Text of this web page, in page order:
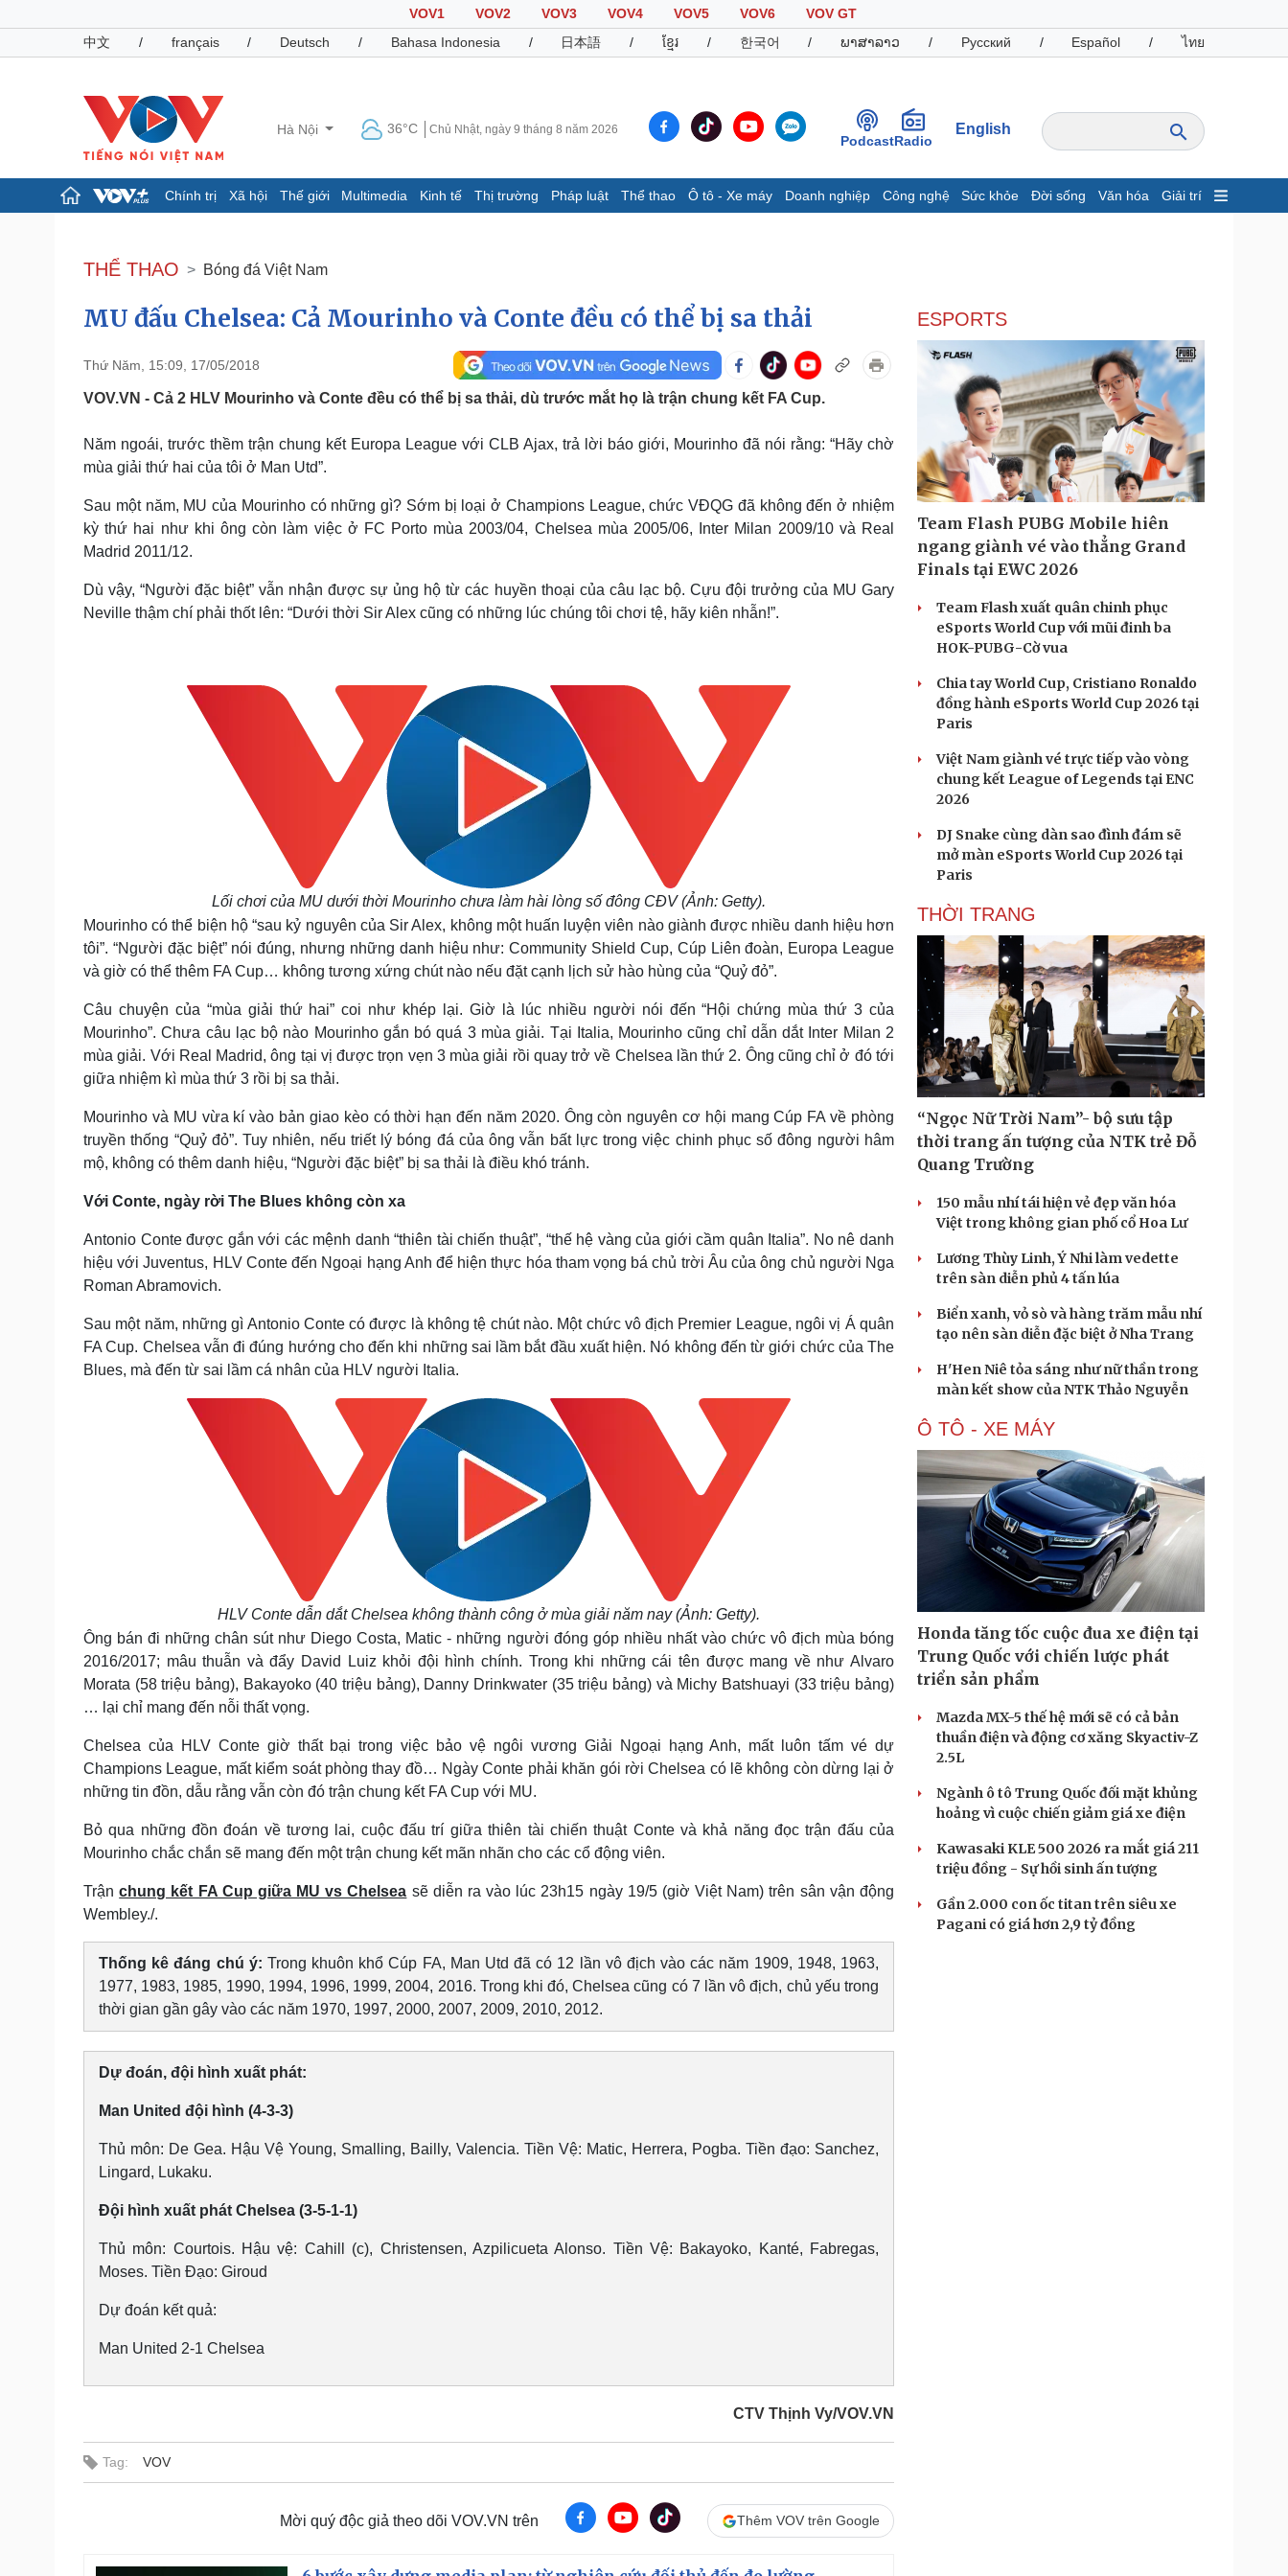
VOV1 VOV2 VOV3 VOV4 VOV5 VOV6
VOV GT
中文
/ français / Deutsch / Bahasa Indonesia / 日本語 / ខ្មែរ / 한국어 / ພາສາລາວ / Русский / Español / ไทย
Hà Nội 36°C Chủ Nhật, ngày 9 tháng 8 năm 2026
PodcastRadio
English
Chính trị Xã hội Thế giới Multimedia Kinh tế Thị trường Pháp luật Thể thao Ô tô - Xe máy Doanh nghiệp Công nghệ Sức khỏe Đời sống Văn hóa Giải trí
Đảng
Tổ chức nhân sự
Nhận diện sự thật
Tin 24h
Dự báo thời tiết
Dấu ấn VOV
E-Magazine
Infographic
Giá cà phê
Pháp luật
Tin nóng
Tư vấn luật
Quân sự - Quốc phòng
Việt Nam
Phân tích
Thể thao
Lịch thi đấu bóng đá
Hậu trường
Ô tô - Xe máy
Xe máy
Thông tin doanh nghiệp
Doanh nghiệp 24h
Doanh nhân
Vì cộng đồng
Công nghệ
Sành điệu
Tin Công nghệ
Trải nghiệm
Chuyển đổi số
Sức khỏe
Dinh dưỡng - món ngon
Sản phụ khoa
Nhi khoa
Ăn sạch sống khỏe
Đời sống
Tình yêu - Gia đình
Văn hóa
Âm nhạc
Di sản
Giải trí
Sao Việt
Du lịch
check-in
Podcast
Câu chuyện thời sự
Đọc truyện đêm khuya
Cửa sổ tình yêu
Kể chuyện cho bé
Hạt giống tâm hồn
THỂ THAO Bóng đá Việt Nam
MU đấu Chelsea: Cả Mourinho và Conte đều có thể bị sa thải
Thứ Năm, 15:09, 17/05/2018
VOV.VN - Cả 2 HLV Mourinho và Conte đều có thể bị sa thải, dù trước mắt họ là trận chung kết FA Cup.
Năm ngoái, trước thềm trận chung kết Europa League với CLB Ajax, trả lời báo giới, Mourinho đã nói rằng: “Hãy chờ
mùa giải thứ hai của tôi ở Man Utd”.
Sau một năm, MU của Mourinho có những gì? Sớm bị loại ở Champions League, chức VĐQG đã không đến ở nhiệm
kỳ thứ hai như khi ông còn làm việc ở FC Porto mùa 2003/04, Chelsea mùa 2005/06, Inter Milan 2009/10 và Real
Madrid 2011/12.
Dù vậy, “Người đặc biệt” vẫn nhận được sự ủng hộ từ các huyền thoại của câu lạc bộ. Cựu đội trưởng của MU Gary
Neville thậm chí phải thốt lên: “Dưới thời Sir Alex cũng có những lúc chúng tôi chơi tệ, hãy kiên nhẫn!”.
Lối chơi của MU dưới thời Mourinho chưa làm hài lòng số đông CĐV (Ảnh: Getty).
Mourinho có thể biện hộ “sau kỷ nguyên của Sir Alex, không một huấn luyện viên nào giành được nhiều danh hiệu hơn
tôi”. “Người đặc biệt” nói đúng, nhưng những danh hiệu như: Community Shield Cup, Cúp Liên đoàn, Europa League
và giờ có thể thêm FA Cup… không tương xứng chút nào nếu đặt cạnh lịch sử hào hùng của “Quỷ đỏ”.
Câu chuyện của “mùa giải thứ hai” coi như khép lại. Giờ là lúc nhiều người nói đến “Hội chứng mùa thứ 3 của
Mourinho”. Chưa câu lạc bộ nào Mourinho gắn bó quá 3 mùa giải. Tại Italia, Mourinho cũng chỉ dẫn dắt Inter Milan 2
mùa giải. Với Real Madrid, ông tại vị được trọn vẹn 3 mùa giải rồi quay trở về Chelsea lần thứ 2. Ông cũng chỉ ở đó tới
giữa nhiệm kì mùa thứ 3 rồi bị sa thải.
Mourinho và MU vừa kí vào bản giao kèo có thời hạn đến năm 2020. Ông còn nguyên cơ hội mang Cúp FA về phòng
truyền thống “Quỷ đỏ”. Tuy nhiên, nếu triết lý bóng đá của ông vẫn bất lực trong việc chinh phục số đông người hâm
mộ, không có thêm danh hiệu, “Người đặc biệt” bị sa thải là điều khó tránh.
Với Conte, ngày rời The Blues không còn xa
Antonio Conte được gắn với các mệnh danh “thiên tài chiến thuật”, “thế hệ vàng của giới cầm quân Italia”. No nê danh
hiệu với Juventus, HLV Conte đến Ngoại hạng Anh để hiện thực hóa tham vọng bá chủ trời Âu của ông chủ người Nga
Roman Abramovich.
Sau một năm, những gì Antonio Conte có được là không tệ chút nào. Một chức vô địch Premier League, ngôi vị Á quân
FA Cup. Chelsea vẫn đi đúng hướng cho đến khi những sai lầm bắt đầu xuất hiện. Nó không đến từ giới chức của The
Blues, mà đến từ sai lầm cá nhân của HLV người Italia.
HLV Conte dẫn dắt Chelsea không thành công ở mùa giải năm nay (Ảnh: Getty).
Ông bán đi những chân sút như Diego Costa, Matic - những người đóng góp nhiều nhất vào chức vô địch mùa bóng
2016/2017; mâu thuẫn và đẩy David Luiz khỏi đội hình chính. Trong khi những cái tên được mang về như Alvaro
Morata (58 triệu bảng), Bakayoko (40 triệu bảng), Danny Drinkwater (35 triệu bảng) và Michy Batshuayi (33 triệu bảng)
… lại chỉ mang đến nỗi thất vọng.
Chelsea của HLV Conte giờ thất bại trong việc bảo vệ ngôi vương Giải Ngoại hạng Anh, mất luôn tấm vé dự
Champions League, mất kiểm soát phòng thay đồ… Ngày Conte phải khăn gói rời Chelsea có lẽ không còn dừng lại ở
những tin đồn, dẫu rằng vẫn còn đó trận chung kết FA Cup với MU.
Bỏ qua những đồn đoán về tương lai, cuộc đấu trí giữa thiên tài chiến thuật Conte và khả năng đọc trận đấu của
Mourinho chắc chắn sẽ mang đến một trận chung kết mãn nhãn cho các cổ động viên.
Trậnchung kết FA Cup giữa MU vs Chelsea sẽ diễn ra vào lúc 23h15 ngày 19/5 (giờ Việt Nam) trên sân vận động
Wembley./.
Thống kê đáng chú ý: Trong khuôn khổ Cúp FA, Man Utd đã có 12 lần vô địch vào các năm 1909, 1948, 1963,
1977, 1983, 1985, 1990, 1994, 1996, 1999, 2004, 2016. Trong khi đó, Chelsea cũng có 7 lần vô địch, chủ yếu trong
thời gian gần gây vào các năm 1970, 1997, 2000, 2007, 2009, 2010, 2012.
Dự đoán, đội hình xuất phát:
Man United đội hình (4-3-3)
Thủ môn: De Gea. Hậu Vệ Young, Smalling, Bailly, Valencia. Tiền Vệ: Matic, Herrera, Pogba. Tiền đạo: Sanchez,
Lingard, Lukaku.
Đội hình xuất phát Chelsea (3-5-1-1)
Thủ môn: Courtois. Hậu vệ: Cahill (c), Christensen, Azpilicueta Alonso. Tiền Vệ: Bakayoko, Kanté, Fabregas,
Moses. Tiền Đạo: Giroud
Dự đoán kết quả:
Man United 2-1 Chelsea
CTV Thịnh Vy/VOV.VN
Tag: VOV
Mời quý độc giả theo dõi VOV.VN trên Thêm VOV trên Google
ESPORTS
Team Flash PUBG Mobile hiên
ngang giành vé vào thẳng Grand
Finals tại EWC 2026
Team Flash xuất quân chinh phục
eSports World Cup với mũi đinh ba
HOK-PUBG-Cờ vua
Chia tay World Cup, Cristiano Ronaldo
đồng hành eSports World Cup 2026 tại
Paris
Việt Nam giành vé trực tiếp vào vòng
chung kết League of Legends tại ENC
2026
DJ Snake cùng dàn sao đình đám sẽ
mở màn eSports World Cup 2026 tại
Paris
THỜI TRANG
“Ngọc Nữ Trời Nam”- bộ sưu tập
thời trang ấn tượng của NTK trẻ Đỗ
Quang Trường
150 mẫu nhí tái hiện vẻ đẹp văn hóa
Việt trong không gian phố cổ Hoa Lư
Lương Thùy Linh, Ý Nhi làm vedette
trên sàn diễn phủ 4 tấn lúa
Biển xanh, vỏ sò và hàng trăm mẫu nhí
tạo nên sàn diễn đặc biệt ở Nha Trang
H'Hen Niê tỏa sáng như nữ thần trong
màn kết show của NTK Thảo Nguyễn
Ô TÔ - XE MÁY
Honda tăng tốc cuộc đua xe điện tại
Trung Quốc với chiến lược phát
triển sản phẩm
Mazda MX-5 thế hệ mới sẽ có cả bản
thuần điện và động cơ xăng Skyactiv-Z
2.5L
Ngành ô tô Trung Quốc đối mặt khủng
hoảng vì cuộc chiến giảm giá xe điện
Kawasaki KLE 500 2026 ra mắt giá 211
triệu đồng - Sự hồi sinh ấn tượng
Gần 2.000 con ốc titan trên siêu xe
Pagani có giá hơn 2,9 tỷ đồng